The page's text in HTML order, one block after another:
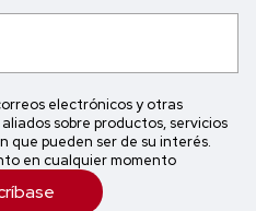
electrónicos y otras
sobre productos, servicios
que pueden ser de su interés.
en cualquier momento